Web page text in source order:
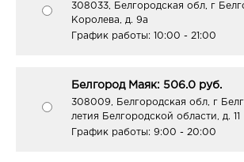
308033, Белгородская обл, г
Королева, д. 9а
График работы: 10:00 - 21:00
Белгород Маяк: 506.0 руб.
308009, Белгородская обл, г
летия Белгородской области, д. 11
График работы: 9:00 - 20:00